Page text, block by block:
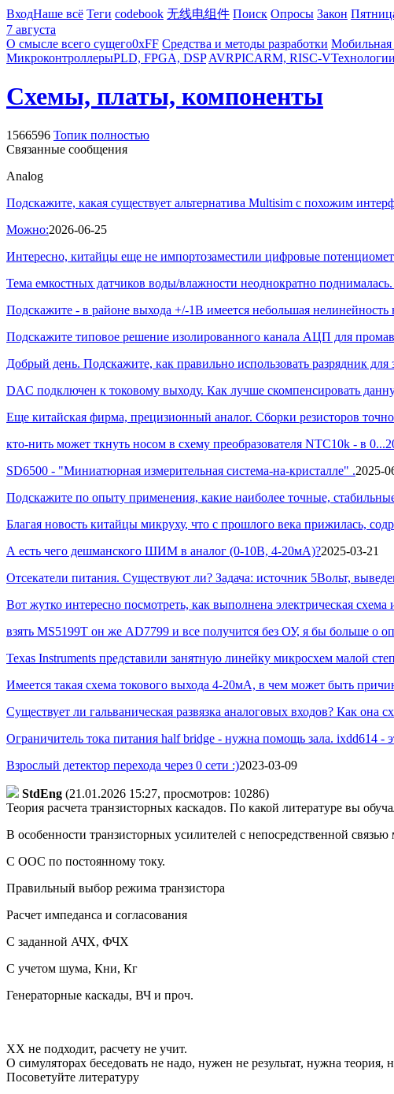
ВходНаше всё Теги codebook 无线电组件 Поиск Опросы Закон
7 августа
О смысле всего сущего0xFF Средства и методы разработки Мобильная
МикроконтроллерыPLD, FPGA, DSP AVRPICARM, RISC-VТехнологии
Схемы, платы, компоненты
1566596 Топик полностью
Связанные сообщения
Analog
Подскажите, какая существует альтернатива Multisim с похожим
Можно:2026-06-25
Интересно, китайцы еще не импортозаместили цифровые
Тема емкостных датчиков воды/влажности неоднократно
Подскажите - в районе выхода +/-1В имеется небольшая
Подскажите типовое решение изолированного канала АЦП для
Добрый день. Подскажите, как правильно использовать разрядник
DAC подключен к токовому выходу. Как лучше скомпенсировать
Еще китайская фирма, прецизионный аналог. Сборки резисторов
кто-нить может ткнуть носом в схему преобразователя NTC10k - в
SD6500 - "Миниатюрная измерительная система-на-кристалле" .2025-
Подскажите по опыту применения, какие наиболее точные,
Благая новость китайцы микруху, что с прошлого века прижилась,
А есть чего дешманского ШИМ в аналог (0-10В, 4-20мА)?2025-03-21
Отсекатели питания. Существуют ли? Задача: источник 5Вольт,
Вот жутко интересно посмотреть, как выполнена электрическая
взять MS5199T он же AD7799 и все получится без ОУ, я бы больше о
Texas Instruments представили занятную линейку микросхем малой
Имеется такая схема токового выхода 4-20мА, в чем может быть
Существует ли гальваническая развязка аналоговых входов? Как
Ограничитель тока питания half bridge - нужна помощь зала. ixdd614 -
Взрослый детектор перехода через 0 сети :)2023-03-09
StdEng (21.01.2026 15:27, просмотров: 10286)
Теория расчета транзисторных каскадов. По какой литературе вы
В особенности транзисторных усилителей с непосредственной
С ООС по постоянному току.
Правильный выбор режима транзистора
Расчет импеданса и согласования
С заданной АЧХ, ФЧХ
С учетом шума, Кни, Кг
Генераторные каскады, ВЧ и проч.
ХХ не подходит, расчету не учит.
О симуляторах беседовать не надо, нужен не результат, нужна теория,
Посоветуйте литературу